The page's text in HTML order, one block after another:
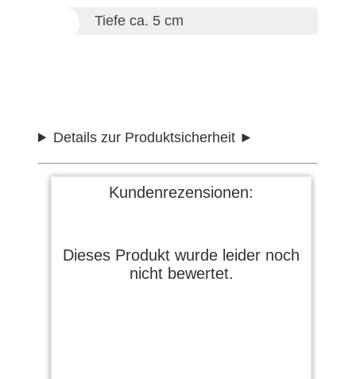
Tiefe ca. 5 cm
Details zur Produktsicherheit
Kundenrezensionen:
Dieses Produkt wurde leider noch
nicht bewertet.